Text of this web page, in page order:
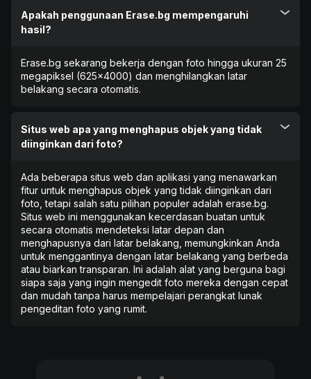
Apakah penggunaan Erase.bg mempengaruhi
hasil?
Erase.bg sekarang bekerja dengan foto hingga ukuran 25
megapiksel (625x4000) dan menghilangkan latar
belakang secara otomatis.
Situs web apa yang menghapus objek yang tidak
diinginkan dari foto?
Ada beberapa situs web dan aplikasi yang menawarkan
fitur untuk menghapus objek yang tidak diinginkan dari
foto, tetapi salah satu pilihan populer adalah erase.bg.
Situs web ini menggunakan kecerdasan buatan untuk
secara otomatis mendeteksi latar depan dan
menghapusnya dari latar belakang, memungkinkan Anda
untuk menggantinya dengan latar belakang yang berbeda
atau biarkan transparan. Ini adalah alat yang berguna bagi
siapa saja yang ingin mengedit foto mereka dengan cepat
dan mudah tanpa harus mempelajari perangkat lunak
pengeditan foto yang rumit.